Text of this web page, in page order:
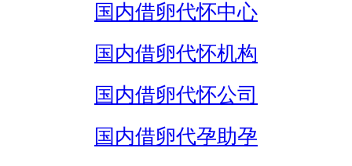
国内借卵代怀中心
国内借卵代怀机构
国内借卵代怀公司
国内借卵代孕助孕